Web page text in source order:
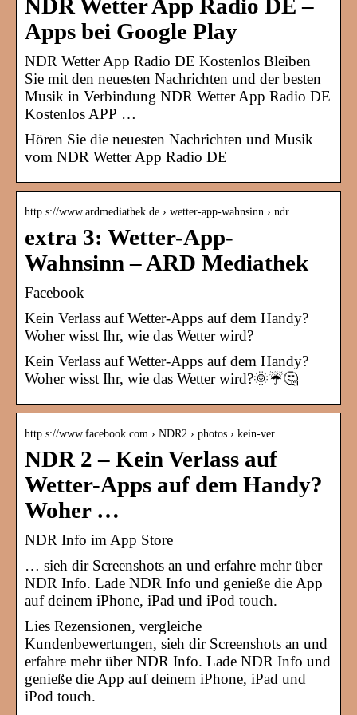
NDR Wetter App Radio DE –
Apps bei Google Play
NDR Wetter App Radio DE Kostenlos Bleiben
Sie mit den neuesten Nachrichten und der besten
Musik in Verbindung NDR Wetter App Radio DE
Kostenlos APP …
Hören Sie die neuesten Nachrichten und Musik
vom NDR Wetter App Radio DE
http s://www.ardmediathek.de › wetter-app-wahnsinn › ndr
extra 3: Wetter-App-
Wahnsinn – ARD Mediathek
Facebook
Kein Verlass auf Wetter-Apps auf dem Handy?
Woher wisst Ihr, wie das Wetter wird?
Kein Verlass auf Wetter-Apps auf dem Handy?
Woher wisst Ihr, wie das Wetter wird?🌞☔🤔
http s://www.facebook.com › NDR2 › photos › kein-ver…
NDR 2 – Kein Verlass auf
Wetter-Apps auf dem Handy?
Woher …
‎NDR Info im App Store
… sieh dir Screenshots an und erfahre mehr über
NDR Info. Lade NDR Info und genieße die App
auf deinem iPhone, iPad und iPod touch.
Lies Rezensionen, vergleiche
Kundenbewertungen, sieh dir Screenshots an und
erfahre mehr über NDR Info. Lade NDR Info und
genieße die App auf deinem iPhone, iPad und
iPod touch.